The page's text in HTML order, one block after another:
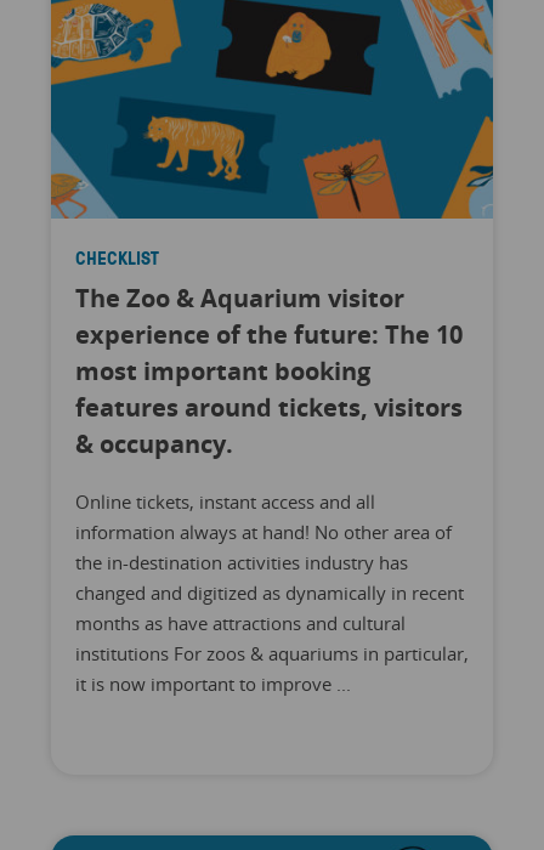
CHECKLIST
The Zoo & Aquarium visitor
experience of the future: The 10
most important booking
features around tickets, visitors
& occupancy.
Online tickets, instant access and all
information always at hand! No other area of
the in-destination activities industry has
changed and digitized as dynamically in recent
months as have attractions and cultural
institutions For zoos & aquariums in particular,
it is now important to improve ...